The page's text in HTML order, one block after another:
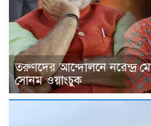
তরুণদের আন্দোলনে নরেন্দ্র
সোনম ওয়াংচুক